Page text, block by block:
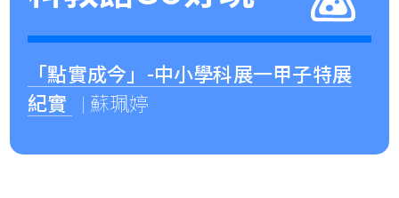
「點實成今」-中小學科展一甲子特展
紀實
| 蘇珮婷